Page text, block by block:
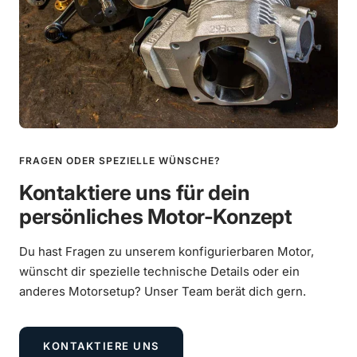
Mehr erfahren
€39,00
Mehr erfahren
€9,90
Reifen Heidenau K80 SR 130/70-10 62M TL
Mehr erfahren
€67,90
FRAGEN ODER SPEZIELLE WÜNSCHE?
Kontaktiere uns für dein
persönliches Motor-Konzept
Du hast Fragen zu unserem konfigurierbaren Motor,
wünscht dir spezielle technische Details oder ein
anderes Motorsetup? Unser Team berät dich gern.
KONTAKTIERE UNS